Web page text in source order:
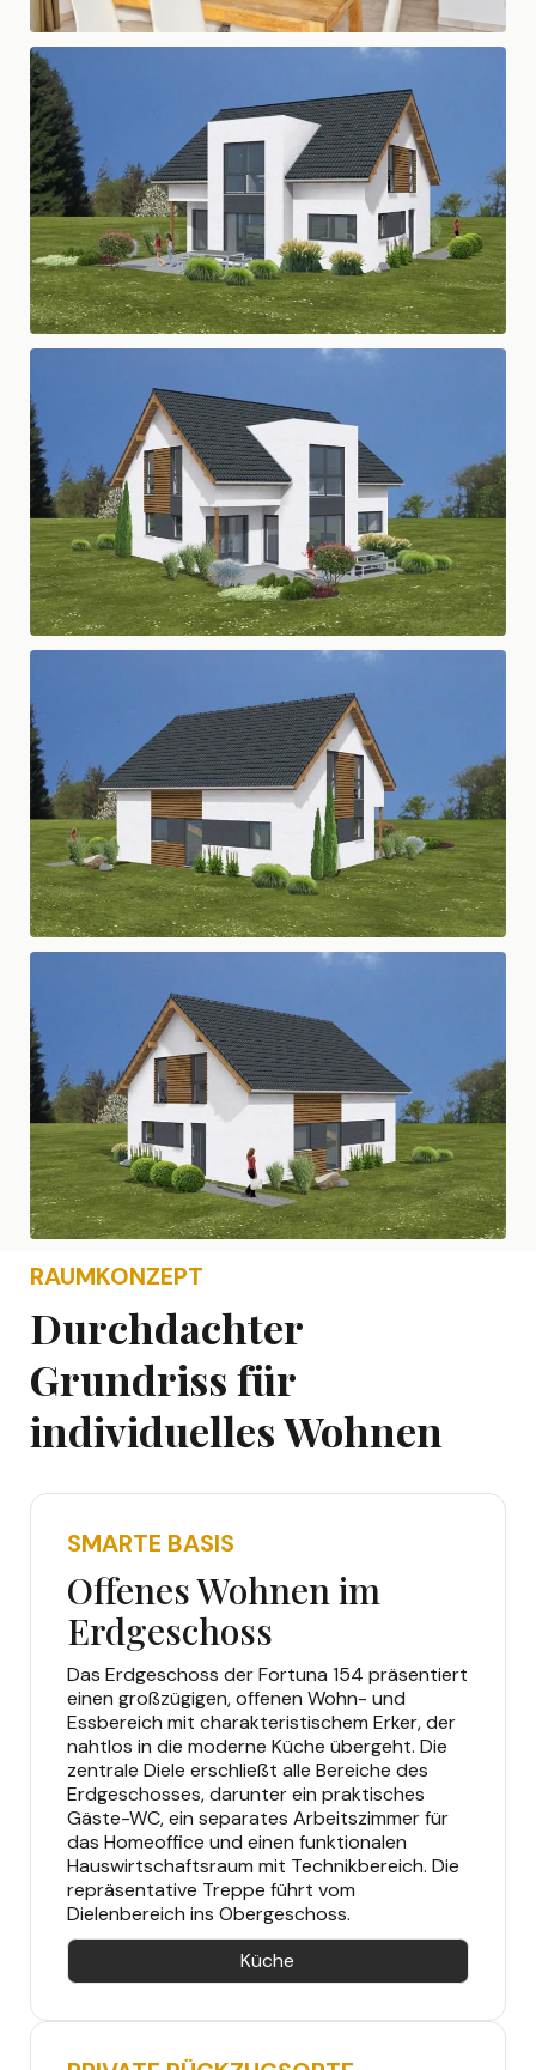
RAUMKONZEPT
Durchdachter
Grundriss für
individuelles Wohnen
SMARTE BASIS
Offenes Wohnen im
Erdgeschoss
Das Erdgeschoss der Fortuna 154 präsentiert
einen großzügigen, offenen Wohn- und
Essbereich mit charakteristischem Erker, der
nahtlos in die moderne Küche übergeht. Die
zentrale Diele erschließt alle Bereiche des
Erdgeschosses, darunter ein praktisches
Gäste-WC, ein separates Arbeitszimmer für
das Homeoffice und einen funktionalen
Hauswirtschaftsraum mit Technikbereich. Die
repräsentative Treppe führt vom
Dielenbereich ins Obergeschoss.
Küche